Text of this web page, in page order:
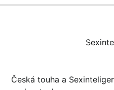
Česká touha a